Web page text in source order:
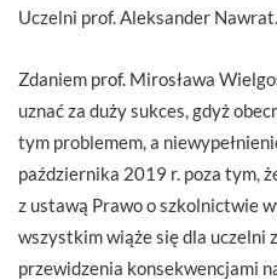
Uczelni prof. Aleksander Nawrat.
Zdaniem prof. Mirosława
uznać za duży sukces, gdyż
tym problemem, a
października 2019 r. poza tym,
z ustawą Prawo o szkolnictwie
wszystkim wiąże się dla uczelni
przewidzenia konsekwencjami